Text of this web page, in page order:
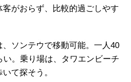
がおらず、比較的過ごしやす
ソンテウで移動可能。一人40
い。乗り場は、タワエンビーチ
て探そう。